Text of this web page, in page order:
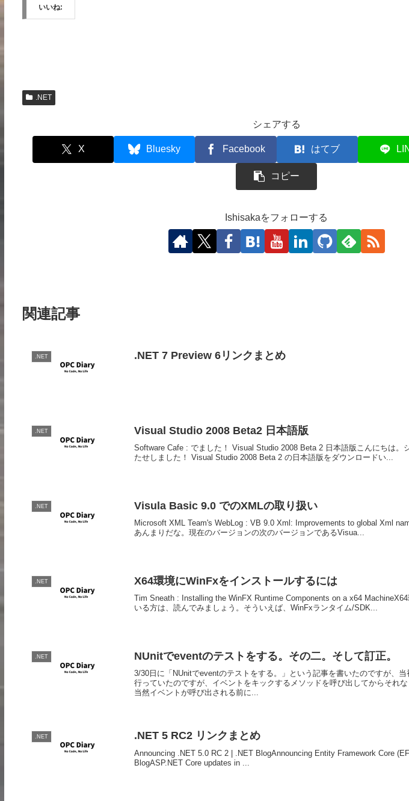
いいね:
.NET
シェアする
X Bluesky Facebook はてブ
コピー
Ishisakaをフォローする
関連記事
.NET .NET 7 Preview 6リンクまとめ
.NET Visual Studio 2008 Beta2 日本語版
Software Cafe : でました！ Visual Studio 2008 Beta 2 日本語版こんにちは。
たせしました！ Visual Studio 2008 Beta 2 の日本語版をダウンロードい...
.NET Visula Basic 9.0 でのXMLの取り扱い
Microsoft XML Team's WebLog : VB 9.0 Xml: Improvements to global Xml
あんまりだな。現在のバージョンの次のバージョンであるVisua...
.NET X64環境にWinFxをインストールするには
Tim Sneath : Installing the WinFX Runtime Components on a x64
いる方は、読んでみましょう。そういえば、WinFxランタイム/SDK...
.NET NUnitでeventのテストをする。その二。そして訂正。
3/30日に「NUnitでeventのテストをする。」という記事を書いたのですが、当
行っていたのですが、イベントをキックするメソッドを呼び出してからそれな
当然イベントが呼び出される前に...
.NET .NET 5 RC2 リンクまとめ
Announcing .NET 5.0 RC 2 | .NET BlogAnnouncing Entity Framework Core
BlogASP.NET Core updates in ...